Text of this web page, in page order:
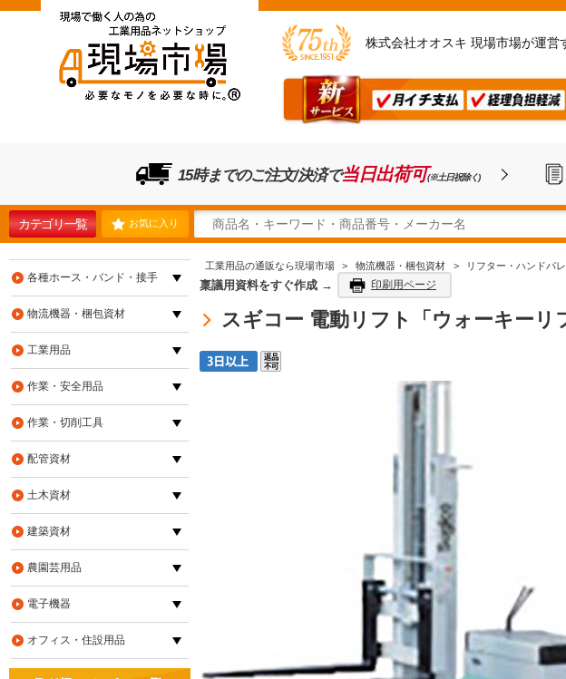
株式会社オオスキ 現場市場が運営
15時までのご注文/決済で当日出荷可(※土日祝除く)
カテゴリ一覧 お気に入り
工業用品の通販なら現場市場 > 物流機器・梱包資材 > リフター・ハンドパ
稟議用資料をすぐ作成 → 印刷用ページ
スギコー 電動リフト「ウォーキーリ
各種ホース・バンド・接手
物流機器・梱包資材
工業用品
作業・安全用品
作業・切削工具
配管資材
土木資材
建築資材
農園芸用品
電子機器
オフィス・住設用品